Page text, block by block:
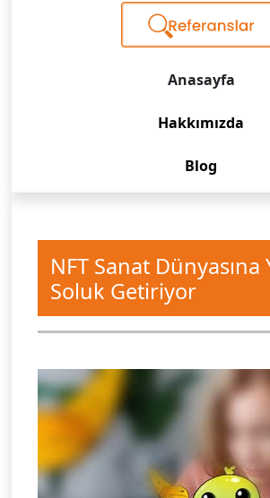
Anasayfa
Hakkımızda
Blog
NFT Sanat Dünyasına
Soluk Getiriyor